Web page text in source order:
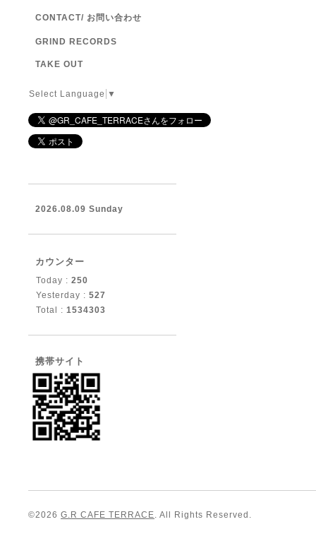
CONTACT/ お問い合わせ
GRIND RECORDS
TAKE OUT
Select Language ▼
2026.08.09 Sunday
カウンター
Today : 250
Yesterday : 527
Total : 1534303
携帯サイト
©2026 G.R CAFE TERRACE. All Rights Reserved.